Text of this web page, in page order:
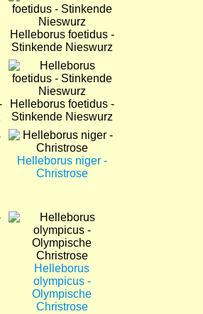
Helleborus foetidus -
Stinkende Nieswurz
Bild
Helleborus foetidus -
Stinkende Nieswurz
Bild
Helleborus niger -
Christrose
Bild
Helleborus
olympicus -
Olympische
Christrose